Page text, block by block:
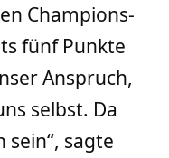
Champions-
fünf Punkte
Anspruch,
selbst. Da
sagte